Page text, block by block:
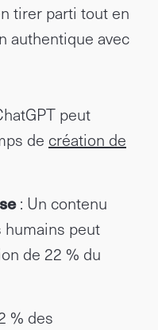
tirer parti tout en
authentique avec
peut
de création de
: Un contenu
humains peut
de 22 % du
% des